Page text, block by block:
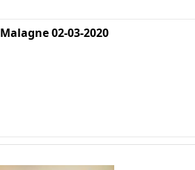
Malagne 02-03-2020